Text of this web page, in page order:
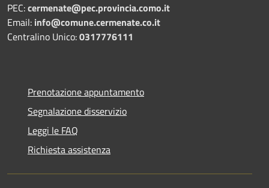
PEC:cermenate@pec.provincia.como.it
Email: info@comune.cermenate.co.it
Centralino Unico:0317776111
Prenotazione appuntamento
Segnalazione disservizio
Leggi le FAQ
Richiesta assistenza